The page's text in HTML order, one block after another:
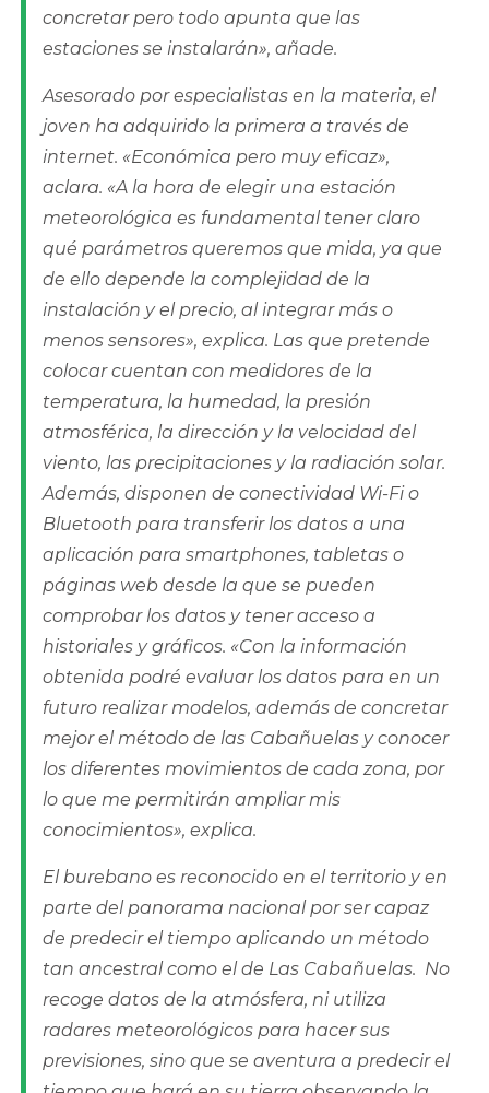
concretar pero todo apunta que las
estaciones se instalarán», añade.
Asesorado por especialistas en la materia, el
joven ha adquirido la primera a través de
internet. «Económica pero muy eficaz»,
aclara. «A la hora de elegir una estación
meteorológica es fundamental tener claro
qué parámetros queremos que mida, ya que
de ello depende la complejidad de la
instalación y el precio, al integrar más o
menos sensores», explica. Las que pretende
colocar cuentan con medidores de la
temperatura, la humedad, la presión
atmosférica, la dirección y la velocidad del
viento, las precipitaciones y la radiación solar.
Además, disponen de conectividad Wi-Fi o
Bluetooth para transferir los datos a una
aplicación para smartphones, tabletas o
páginas web desde la que se pueden
comprobar los datos y tener acceso a
historiales y gráficos. «Con la información
obtenida podré evaluar los datos para en un
futuro realizar modelos, además de concretar
mejor el método de las Cabañuelas y conocer
los diferentes movimientos de cada zona, por
lo que me permitirán ampliar mis
conocimientos», explica.
El burebano es reconocido en el territorio y en
parte del panorama nacional por ser capaz
de predecir el tiempo aplicando un método
tan ancestral como el de Las Cabañuelas. No
recoge datos de la atmósfera, ni utiliza
radares meteorológicos para hacer sus
previsiones, sino que se aventura a predecir el